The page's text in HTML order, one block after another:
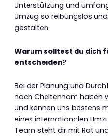
Unterstützung und
Umzug so reibungslos
gestalten.
Warum solltest du dich
entscheiden?
Bei der Planung und
nach Cheltenham haben
und kennen uns bestens
eines internationalen
Team steht dir mit Rat